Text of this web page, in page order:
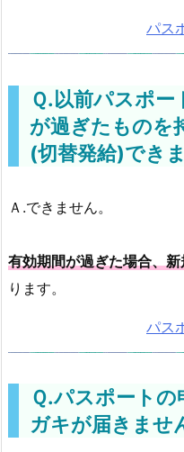
パス
Ｑ.以前パスポー
が過ぎたものを
(切替発給)でき
Ａ.できません。
有効期間が過ぎた場合、
ります。
パス
Ｑ.パスポート
ガキが届きませ